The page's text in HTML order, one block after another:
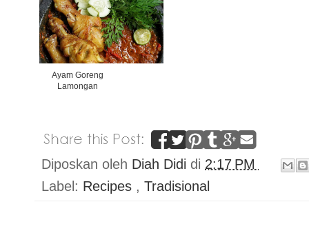
Ayam Goreng
Lamongan
Diposkan oleh Diah Didi di 2:17 PM
Label: Recipes , Tradisional